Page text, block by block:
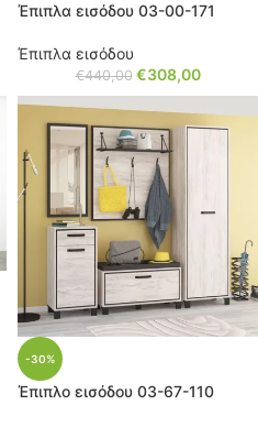
Έπιπλα εισόδου 03-00-171
Έπιπλα εισόδου
€440,00 €308,00
-30%
Έπιπλο εισόδου 03-67-110